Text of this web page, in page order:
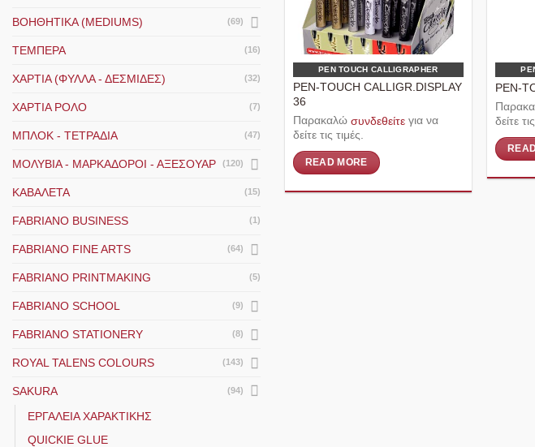
ΒΟΗΘΗΤΙΚΆ (MEDIUMS) (69)
ΤΈΜΠΕΡΑ (16)
ΧΑΡΤΙΆ (ΦΎΛΛΑ - ΔΕΣΜΊΔΕΣ) (32)
ΧΑΡΤΙΆ ΡΟΛΌ (7)
ΜΠΛΟΚ - ΤΕΤΡΆΔΙΑ (47)
ΜΟΛΎΒΙΑ - ΜΑΡΚΑΔΌΡΟΙ - ΑΞΕΣΟΥΆΡ (120)
ΚΑΒΑΛΈΤΑ (15)
FABRIANO BUSINESS (1)
FABRIANO FINE ARTS (64)
FABRIANO PRINTMAKING (5)
FABRIANO SCHOOL (9)
FABRIANO STATIONERY (8)
ROYAL TALENS COLOURS (143)
SAKURA (94)
ΕΡΓΑΛΕΊΑ ΧΑΡΑΚΤΙΚΉΣ
QUICKIE GLUE
PEN TOUCH CALLIGRAPHER
PEN-TOUCH CALLIGR.DISPLAY
36
Παρακαλώ συνδεθείτεγια να
δείτε τις τιμές.
READ MORE
PEN-
δείτε